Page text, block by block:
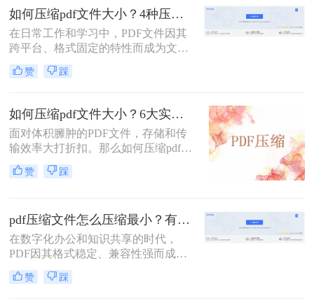
5M呢？
不仅占用存储空间，更在邮件发送、
即时通讯传输和网页上传时带来诸多
不便。如何在不显著损失质量的前提
下，有效“瘦身”PDF文件，已成为一
项必备技能。
如何压缩pdf文件大小？4种压缩方法详解！
在日常工作和学习中，PDF文件因其
跨平台、格式固定的特性而成为文档
交换的首选格式。然而，过大的PDF
文件常常带来诸多不便，无论是通过
存储在有限的设备空间中，都会遇到
限制。因此，掌握如何压缩pdf文件大
小的技能显得至关重要。
赞 踩
如何压缩pdf文件大小？6大实用压缩方案深度解析！
面对体积臃肿的PDF文件，存储和传
输效率大打折扣。那么如何压缩pdf文
件大小呢？本文为您梳理6种主流压
缩方案，从原理到实操，助您轻松掌
赞 踩
pdf压缩文件怎么压缩最小？有效压缩方法终极指南！
在数字化办公和知识共享的时代，
PDF因其格式稳定、兼容性强而成为
文档传输的首选。然而，庞大的PDF
文件时常为我们带来困扰：邮箱附件
赞 踩